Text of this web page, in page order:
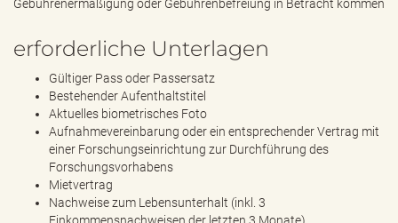
Gebührenermäßigung oder Gebührenbefreiung in Betracht kommen
erforderliche Unterlagen
Gültiger Pass oder Passersatz
Bestehender Aufenthaltstitel
Aktuelles biometrisches Foto
Aufnahmevereinbarung oder ein entsprechender Vertrag mit
einer Forschungseinrichtung zur Durchführung des
Forschungsvorhabens
Mietvertrag
Nachweise zum Lebensunterhalt (inkl. 3